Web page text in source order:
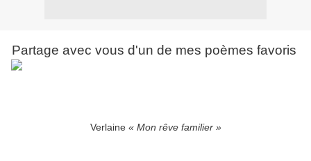
Partage avec vous d'un de mes poèmes favoris
Verlaine « Mon rêve familier »